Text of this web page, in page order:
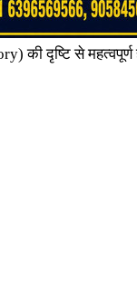
की दृष्टि से महत्वपूर्ण